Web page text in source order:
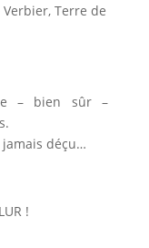
Terre de
– bien sûr –
jamais déçu…
!